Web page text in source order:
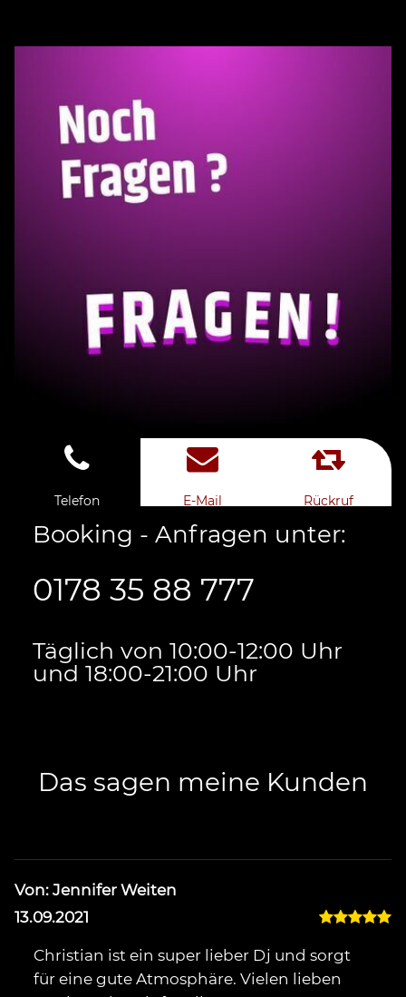
Telefon E-Mail Rückruf
Booking - Anfragen unter:
0178 35 88 777
Täglich von 10:00-12:00 Uhr
und 18:00-21:00 Uhr
Das sagen meine Kunden
Von: Jennifer Weiten
13.09.2021
Christian ist ein super lieber Dj und sorgt
für eine gute Atmosphäre. Vielen lieben